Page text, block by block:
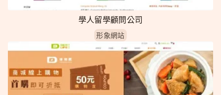
學人留學顧問公司
形象網站